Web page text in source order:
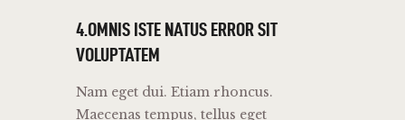
4.OMNIS ISTE NATUS ERROR SIT
VOLUPTATEM
Nam eget dui. Etiam rhoncus.
Maecenas tempus, tellus eget